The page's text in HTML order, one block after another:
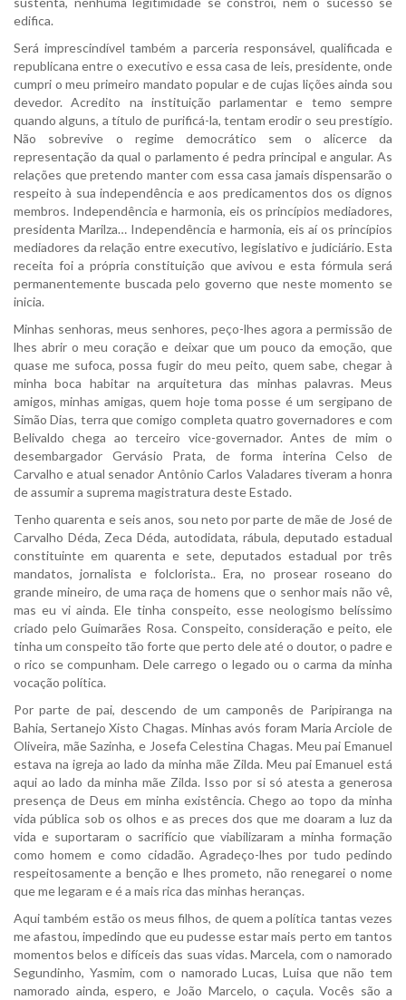
edifica.
Será imprescindível também a parceria responsável, qualificada e
republicana entre o executivo e essa casa de leis, presidente, onde
cumpri o meu primeiro mandato popular e de cujas lições ainda sou
devedor. Acredito na instituição parlamentar e temo sempre
quando alguns, a título de purificá-la, tentam erodir o seu prestígio.
Não sobrevive o regime democrático sem o alicerce da
representação da qual o parlamento é pedra principal e angular. As
relações que pretendo manter com essa casa jamais dispensarão o
respeito à sua independência e aos predicamentos dos os dignos
membros. Independência e harmonia, eis os princípios mediadores,
presidenta Marilza… Independência e harmonia, eis aí os princípios
mediadores da relação entre executivo, legislativo e judiciário. Esta
receita foi a própria constituição que avivou e esta fórmula será
permanentemente buscada pelo governo que neste momento se
inicia.
Minhas senhoras, meus senhores, peço-lhes agora a permissão de
lhes abrir o meu coração e deixar que um pouco da emoção, que
quase me sufoca, possa fugir do meu peito, quem sabe, chegar à
minha boca habitar na arquitetura das minhas palavras. Meus
amigos, minhas amigas, quem hoje toma posse é um sergipano de
Simão Dias, terra que comigo completa quatro governadores e com
Belivaldo chega ao terceiro vice-governador. Antes de mim o
desembargador Gervásio Prata, de forma interina Celso de
Carvalho e atual senador Antônio Carlos Valadares tiveram a honra
de assumir a suprema magistratura deste Estado.
Tenho quarenta e seis anos, sou neto por parte de mãe de José de
Carvalho Déda, Zeca Déda, autodidata, rábula, deputado estadual
constituinte em quarenta e sete, deputados estadual por três
mandatos, jornalista e folclorista.. Era, no prosear roseano do
grande mineiro, de uma raça de homens que o senhor mais não vê,
mas eu vi ainda. Ele tinha conspeito, esse neologismo belíssimo
criado pelo Guimarães Rosa. Conspeito, consideração e peito, ele
tinha um conspeito tão forte que perto dele até o doutor, o padre e
o rico se compunham. Dele carrego o legado ou o carma da minha
vocação política.
Por parte de pai, descendo de um camponês de Paripiranga na
Bahia, Sertanejo Xisto Chagas. Minhas avós foram Maria Arciole de
Oliveira, mãe Sazinha, e Josefa Celestina Chagas. Meu pai Emanuel
estava na igreja ao lado da minha mãe Zilda. Meu pai Emanuel está
aqui ao lado da minha mãe Zilda. Isso por si só atesta a generosa
presença de Deus em minha existência. Chego ao topo da minha
vida pública sob os olhos e as preces dos que me doaram a luz da
vida e suportaram o sacrifício que viabilizaram a minha formação
como homem e como cidadão. Agradeço-lhes por tudo pedindo
respeitosamente a benção e lhes prometo, não renegarei o nome
que me legaram e é a mais rica das minhas heranças.
Aqui também estão os meus filhos, de quem a política tantas vezes
me afastou, impedindo que eu pudesse estar mais perto em tantos
momentos belos e difíceis das suas vidas. Marcela, com o namorado
Segundinho, Yasmim, com o namorado Lucas, Luisa que não tem
namorado ainda, espero, e João Marcelo, o caçula. Vocês são a